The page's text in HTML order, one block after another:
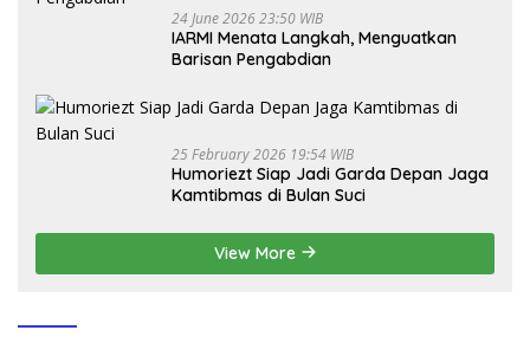
24 June 2026 23:50 WIB
IARMI Menata Langkah, Menguatkan
Barisan Pengabdian
25 February 2026 19:54 WIB
Humoriezt Siap Jadi Garda Depan Jaga
Kamtibmas di Bulan Suci
View More